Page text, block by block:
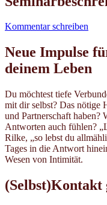
Kommentar schreiben
Neue Impulse
deinem Leben
Du möchtest tiefe
mit dir selbst? Das nötige
und Partnerschaft haben?
Antworten auch fühlen?
Rilke, „so lebst du
Tages in die Antwort
Wesen von Intimität.
(Selbst)Kontakt